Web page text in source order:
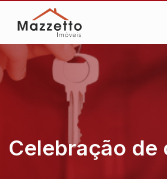
Celebração de